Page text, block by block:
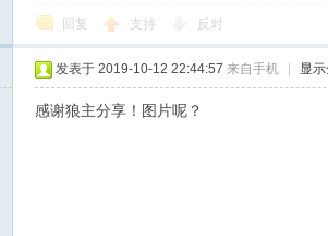
回复 支持 反对
发表于 2019-10-12 22:44:57 来自手机 显
感谢狼主分享！图片呢？